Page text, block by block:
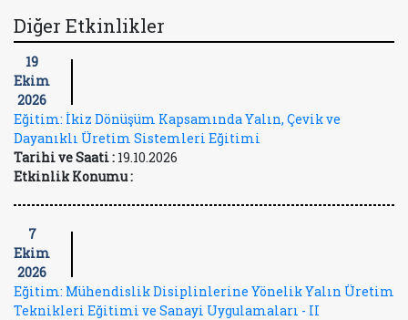
Diğer Etkinlikler
19
Ekim
2026
Eğitim: İkiz Dönüşüm Kapsamında Yalın, Çevik ve
Dayanıklı Üretim Sistemleri Eğitimi
Tarihi ve Saati : 19.10.2026
Etkinlik Konumu :
7
Ekim
2026
Eğitim: Mühendislik Disiplinlerine Yönelik Yalın Üretim
Teknikleri Eğitimi ve Sanayi Uygulamaları - II